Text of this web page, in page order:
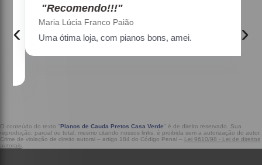
"Recomendo!!!"
Maria Lúcia Franco Paião
Uma ótima loja, com pianos bons, amei.
‹ ›
O conteúdo do texto "Pianos de Cauda Pretos Casa Verde" é de direito reservado. Sua
reprodução, parcial ou total, mesmo citando nossos links, é proibida sem a autorização do autor.
Crime de violação de direito autoral – artigo 184 do Código Penal – Lei 9610/98 - Lei de direitos
autorais